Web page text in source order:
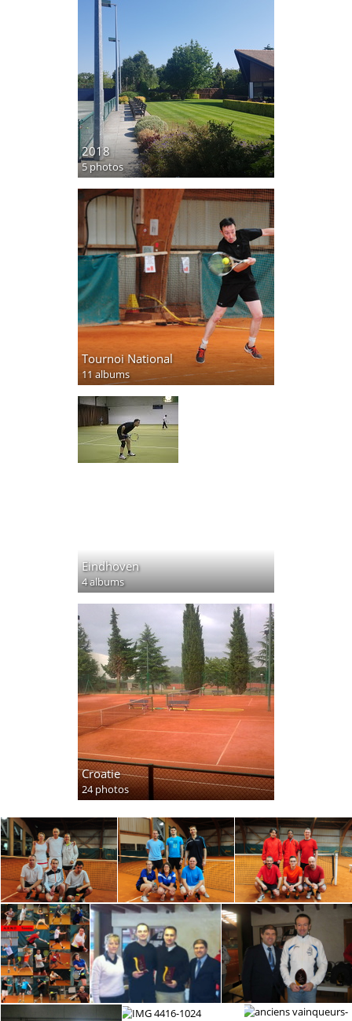
2018
5 photos
Tournoi National
11 albums
Eindhoven
4 albums
Croatie
24 photos